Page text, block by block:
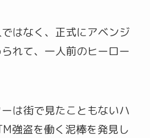
はなく、正式にアベンジ
れて、一人前のヒーロー
は街で見たこともないハ
強盗を働く泥棒を発見し